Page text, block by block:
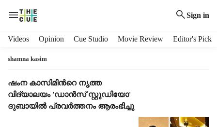
Sign in
Videos Opinion Cue Studio Movie Review Editor's Pick
shamna kasim
T
a
g
ഷംന കാസിമിന്‍റെ നൃത്ത
വിദ്യാലയം 'ഡാന്‍സ് സ്റ്റുഡിയോ'
ദുബായില്‍ പ്രവർത്തനം ആരംഭിച്ചു